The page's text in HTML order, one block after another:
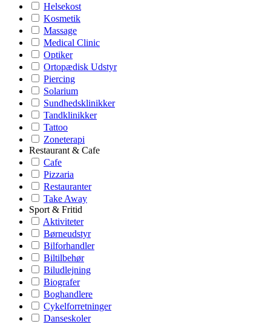
Helsekost
Kosmetik
Massage
Medical Clinic
Optiker
Ortopædisk Udstyr
Piercing
Solarium
Sundhedsklinikker
Tandklinikker
Tattoo
Zoneterapi
Restaurant & Cafe
Cafe
Pizzaria
Restauranter
Take Away
Sport & Fritid
Aktiviteter
Børneudstyr
Bilforhandler
Biltilbehør
Biludlejning
Biografer
Boghandlere
Cykelforretninger
Danseskoler